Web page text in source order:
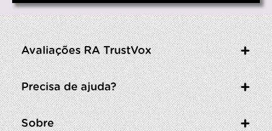
Avaliações RA TrustVox
Precisa de ajuda?
Sobre